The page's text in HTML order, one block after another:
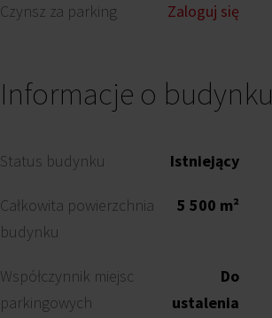
Czynsz za parking Zaloguj się
Informacje o budynku
Status budynku Istniejący
Całkowita powierzchnia
budynku
5 500 m²
Współczynnik miejsc
parkingowych
Do
ustalenia